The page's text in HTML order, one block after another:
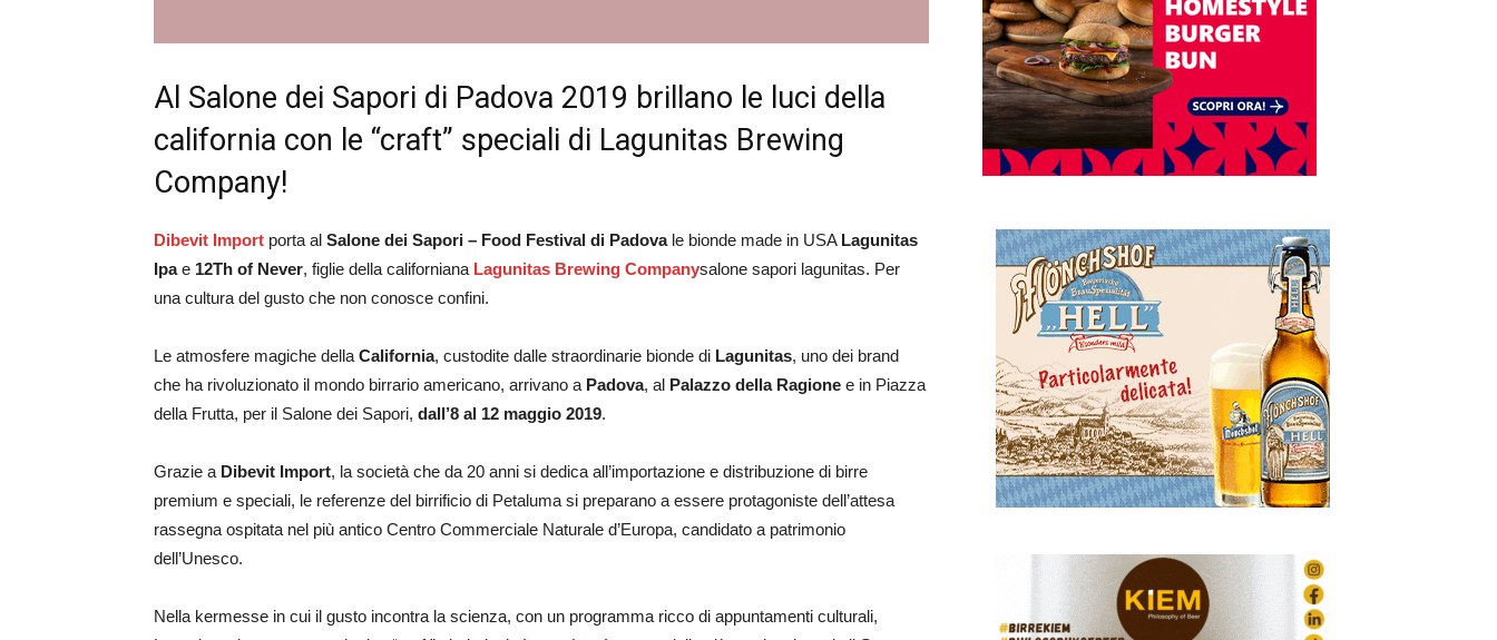
Al Salone dei Sapori di Padova 2019 brillano le luci della
california con le “craft” speciali di Lagunitas Brewing
Company!
Dibevit Import porta al Salone dei Sapori – Food Festival di Padovale bionde made in USA Lagunitas
Ipae 12Th of Never, figlie della californiana Lagunitas Brewing Companysalone sapori lagunitas. Per
una cultura del gusto che non conosce confini.
Le atmosfere magiche della California, custodite dalle straordinarie bionde di Lagunitas, uno dei brand
che ha rivoluzionato il mondo birrario americano, arrivano a Padova, al Palazzo della Ragione e in Piazza
della Frutta, per il Salone dei Sapori, dall’8 al 12 maggio 2019.
Grazie a Dibevit Import, la società che da 20 anni si dedica all’importazione e distribuzione di birre
premium e speciali, le referenze del birrificio di Petaluma si preparano a essere protagoniste dell’attesa
rassegna ospitata nel più antico Centro Commerciale Naturale d’Europa, candidato a patrimonio
dell’Unesco.
Nella kermesse in cui il gusto incontra la scienza, con un programma ricco di appuntamenti culturali,